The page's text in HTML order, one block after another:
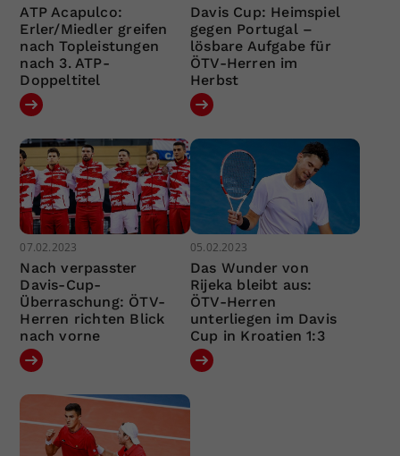
ATP Acapulco:
Erler/Miedler greifen
nach Topleistungen
nach 3. ATP-
Doppeltitel
Davis Cup: Heimspiel
gegen Portugal –
lösbare Aufgabe für
ÖTV-Herren im
Herbst
07.02.2023
Nach verpasster
Davis-Cup-
Überraschung: ÖTV-
Herren richten Blick
nach vorne
05.02.2023
Das Wunder von
Rijeka bleibt aus:
ÖTV-Herren
unterliegen im Davis
Cup in Kroatien 1:3